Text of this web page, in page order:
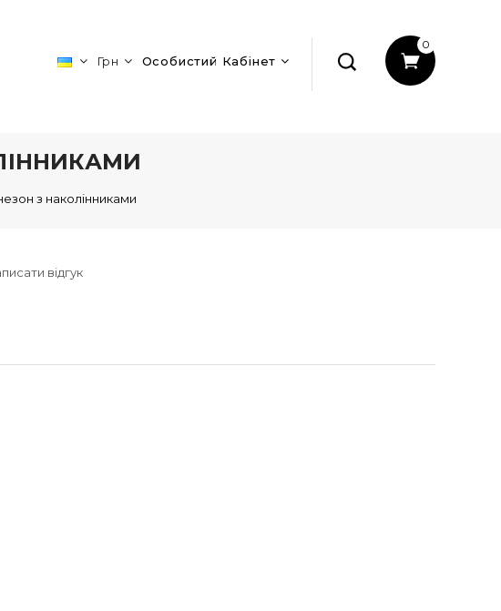
0
Особистий Кабінет
Грн
з наколінниками
відгук